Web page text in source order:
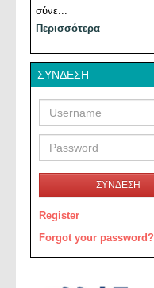
σύνε...
Περισσότερα
ΣΎΝΔΕΣΗ
ΣΥΝΔΕΣΗ
Register
Forgot your password?